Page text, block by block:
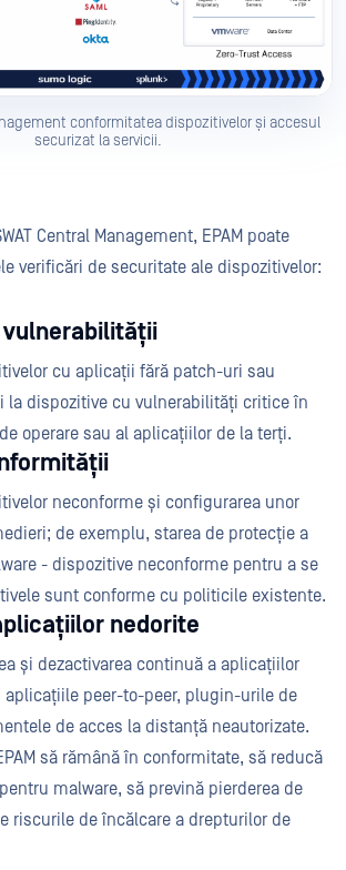
conformitatea dispozitivelor și accesul
securizat la servicii.
Central Management, EPAM poate
verificări de securitate ale dispozitivelor:
cu aplicații fără patch-uri sau
la dispozitive cu vulnerabilități critice în
operare sau al aplicațiilor de la terți.
neconforme și configurarea unor
de exemplu, starea de protecție a
- dispozitive neconforme pentru a se
sunt conforme cu politicile existente.
nedorite
și dezactivarea continuă a aplicațiilor
aplicațiile peer-to-peer, plugin-urile de
de acces la distanță neautorizate.
să rămână în conformitate, să reducă
malware, să prevină pierderea de
riscurile de încălcare a drepturilor de